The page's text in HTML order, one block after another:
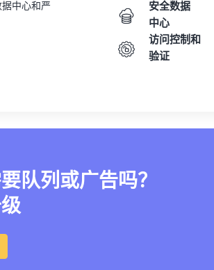
中心和严
安全数据
中心
访问控制和
验证
队列或广告吗？